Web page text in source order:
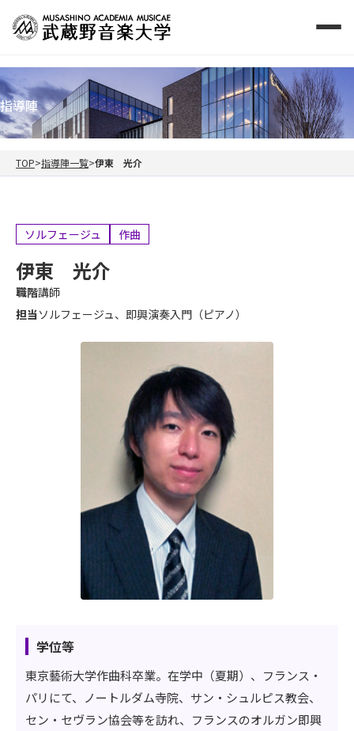
指導陣
TOP 指導陣一覧 伊東 光介
ソルフェージュ 作曲
伊東 光介
職階講師
担当ソルフェージュ、即興演奏入門（ピアノ）
学位等
東京藝術大学作曲科卒業。在学中（夏期）、フランス・
パリにて、ノートルダム寺院、サン・シュルピス教会、
セン・セヴラン協会等を訪れ、フランスのオルガン即興